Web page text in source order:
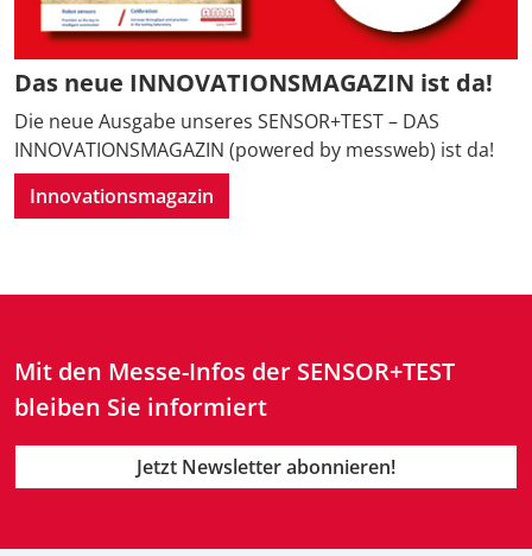
Das neue INNOVATIONSMAGAZIN ist da!
Die neue Ausgabe unseres SENSOR+TEST – DAS
INNOVATIONSMAGAZIN (powered by messweb) ist da!
Innovationsmagazin
Mit den Messe-Infos der SENSOR+TEST
bleiben Sie informiert
Jetzt Newsletter abonnieren!